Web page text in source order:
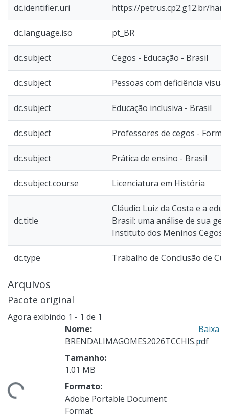
dc.identifier.uri https://petrus.cp2.g12.br/
dc.language.iso pt_BR
dc.subject Cegos - Educação - Brasil
dc.subject Pessoas com deficiência
dc.subject Educação inclusiva - Brasil
dc.subject Professores de cegos -
dc.subject Prática de ensino - Brasil
dc.subject.course Licenciatura em História
dc.title
Cláudio Luiz da Costa e a
Brasil: uma análise de sua
Instituto dos Meninos Cegos
dc.type Trabalho de Conclusão de
Arquivos
Pacote original
Agora exibindo 1 - 1 de 1
Nome:
BRENDALIMAGOMES2026TCCHIS.pdf
Tamanho:
1.01 MB
Formato:
Adobe Portable Document
Format
Baixa
r